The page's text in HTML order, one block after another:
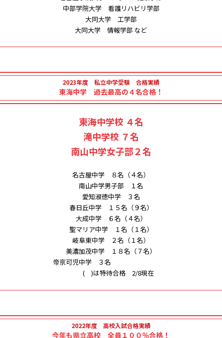
中部学院大学 看護リハビリ学部
大同大学 工学部
大同大学 情報学部 など
2023年度 私立中学受験 合格実績
東海中学 過去最高の４名合格！
東海中学校 ４名
滝中学校 ７名
南山中学女子部２名
名古屋中学 ８名（４名）
南山中学男子部 １名
愛知淑徳中学 ３名
春日丘中学 １５名（９名）
大成中学 ６名（４名）
聖マリア中学 １名（１名）
岐阜東中学 ２名（１名）
美濃加茂中学 １８名（７名）
帝京可児中学 ３名
( )は特待合格 2/8現在
2022年度 高校入試合格実績
今年も県立高校 全員１００％合格！